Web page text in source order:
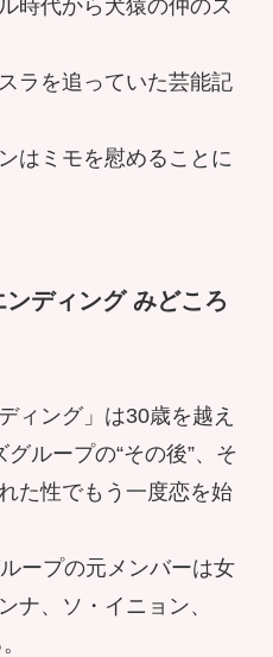
時代から犬猿の仲のス
ラを追っていた芸能記
はミモを慰めることに
ディング みどころ
ィング」は30歳を越え
ループの“その後”、そ
た性でもう一度恋を始
ープの元メンバーは女
ナ、ソ・イニョン、